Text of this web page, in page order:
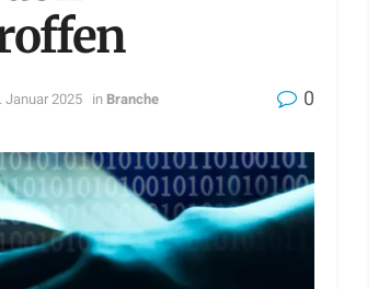
Januar 2025 in Branche 0